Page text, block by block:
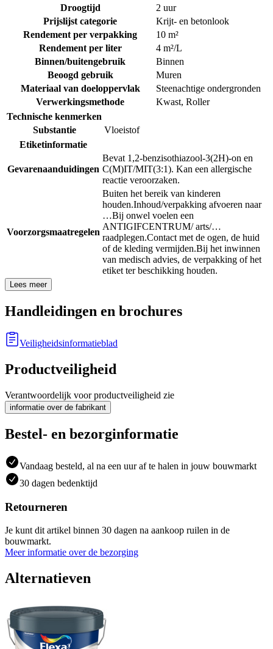
Droogtijd
2 uur
Prijslijst categorie
Krijt- en betonlook
Rendement per verpakking
10 m²
Rendement per liter
4 m²/L
Binnen/buitengebruik
Binnen
Beoogd gebruik
Muren
Materiaal van doeloppervlak
Steenachtige ondergronden
Verwerkingsmethode
Kwast, Roller
Technische kenmerken
Substantie
Vloeistof
Etiketinformatie
Gevarenaanduidingen
Bevat 1,2-benzisothiazool-3(2H)-on en
C(M)IT/MIT(3:1). Kan een allergische
reactie veroorzaken.
Voorzorgsmaatregelen
Buiten het bereik van kinderen
houden.Inhoud/verpakking afvoeren naar
…Bij onwel voelen een
ANTIGIFCENTRUM/ arts/…
raadplegen.Contact met de ogen, de huid
of de kleding vermijden.Bij het inwinnen
van medisch advies, de verpakking of het
etiket ter beschikking houden.
Lees meer
Handleidingen en brochures
Veiligheidsinformatieblad
Productveiligheid
Verantwoordelijk voor productveiligheid zie
informatie over de fabrikant
Bestel- en bezorginformatie
Vandaag besteld, al na een uur af te halen in jouw bouwmarkt
30 dagen bedenktijd
Retourneren
Je kunt dit artikel binnen 30 dagen na aankoop ruilen in de
bouwmarkt.
Meer informatie over de bezorging
Alternatieven